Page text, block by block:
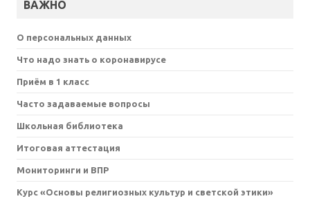
ВАЖНО
О персональных данных
Что надо знать о коронавирусе
Приём в 1 класс
Часто задаваемые вопросы
Школьная библиотека
Итоговая аттестация
Мониторинги и ВПР
Курс «Основы религиозных культур и светской этики»